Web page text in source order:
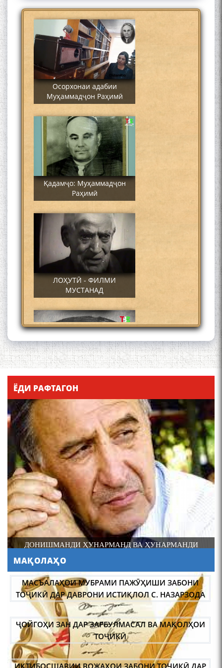
Осорхонаи адабии
Муҳаммадҷон Раҳимӣ
Қадамҷо: Муҳаммадҷон
Раҳимӣ
ЛОҲУТӢ - ФИЛМИ
МУСТАНАД
Қадамҷо - Лоҳутӣ
4-уми декабр- зодрӯзи
шоири абадзинда Абулқосим
Лоҳутӣ
АБУЛҚОСИМ ЛОҲУТӢ /
ABULQOSIM LOHUTY/
ЁДИ РАФТАГОН
ДОНИШМАНДИ ҲУНАРМАНД ВА ҲУНАРМАНДИ
МАҚОЛАҲО
МАСЪАЛАҲОИ МУБРАМИ ПАЖӮҲИШИ ЗАБОНИ
ТОҶИКӢ ДАР ДАВРОНИ ИСТИҚЛОЛ С. НАЗАРЗОДА
ҶОЙГОҲИ ЗАН ДАР ЗАРБУЛМАСАЛ ВА МАҚОЛҲОИ
ТОҶИКӢ